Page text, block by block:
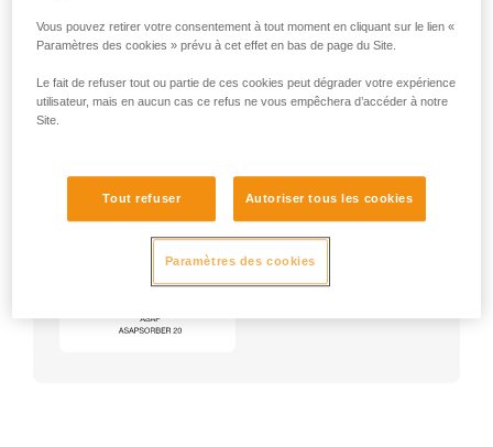
Exemple :
★
ASTRO
Vous pouvez retirer votre consentement à tout moment en cliquant sur le lien «
Paramètres des cookies » prévu à cet effet en bas de page du Site.
Le fait de refuser tout ou partie de ces cookies peut dégrader votre expérience
utilisateur, mais en aucun cas ce refus ne vous empêchera d’accéder à notre
Site.
Tout refuser Autoriser tous les cookies
Paramètres des cookies